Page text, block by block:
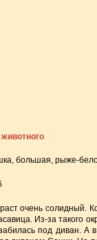
большая, рыже-
очень солидный.
Из-за такого
под диван. А